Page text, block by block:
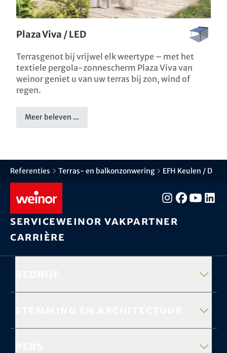
Plaza Viva / LED
Terrasgenot bij vrijwel elk weertype – met het
textiele pergola-zonnescherm Plaza Viva van
weinor geniet u van uw terras bij zon, wind of
regen.
Meer beleven ...
Referenties Terras- en balkonzonwering EFH Keulen / D
Serviceweinor vakpartner
Carrière